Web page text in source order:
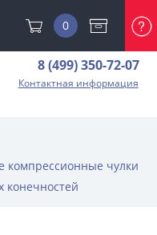
0
8 (499) 350-72-07
Контактная информация
компрессионные чулки
конечностей